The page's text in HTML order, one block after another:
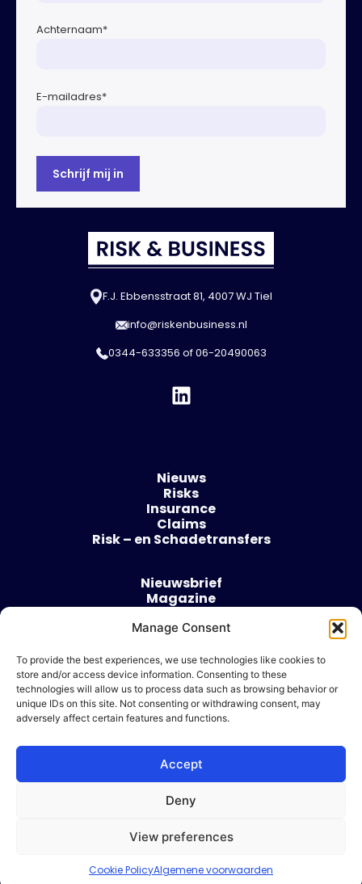
Manage Consent
To provide the best experiences, we use technologies like cookies to
store and/or access device information. Consenting to these
technologies will allow us to process data such as browsing behavior or
unique IDs on this site. Not consenting or withdrawing consent, may
adversely affect certain features and functions.
Accept
Deny
View preferences
Cookie PolicyAlgemene voorwaarden
Achternaam*
E-mailadres*
F.J. Ebbensstraat 81, 4007 WJ Tiel
info@riskenbusiness.nl
0344-633356 of06-20490063
Nieuws
Risks
Insurance
Claims
Risk – en Schadetransfers
Nieuwsbrief
Magazine
Over
Algemene voorwaarden
Cookie beleid
Ik wil adverteren
© 2026 Risk & Business
| Design & Development door